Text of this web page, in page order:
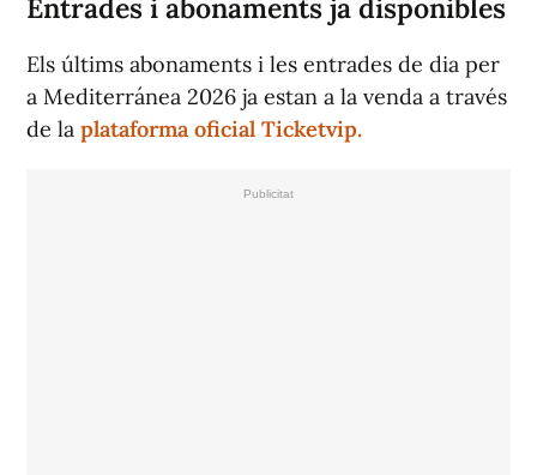
Entrades i abonaments ja disponibles
Els últims abonaments i les entrades de dia per
a Mediterránea 2026 ja estan a la venda a través
de la plataforma oficial Ticketvip.